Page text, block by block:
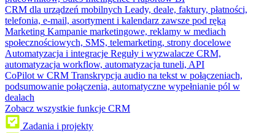
CRM dla urządzeń mobilnych Leady, deale, faktury, płatności,
telefonia, e-mail, asortyment i kalendarz zawsze pod ręką
Marketing Kampanie marketingowe, reklamy w mediach
społecznościowych, SMS, telemarketing, strony docelowe
Automatyzacja i integracje Reguły i wyzwalacze CRM,
automatyzacja workflow, automatyzacja tuneli, API
CoPilot w CRM Transkrypcja audio na tekst w połączeniach,
podsumowanie połączenia, automatyczne wypełnianie pól w
dealach
Zobacz wszystkie funkcje CRM
Zadania i projekty